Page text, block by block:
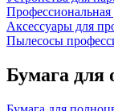
Профессиональная
Аксессуары для
Пылесосы
Бумага для